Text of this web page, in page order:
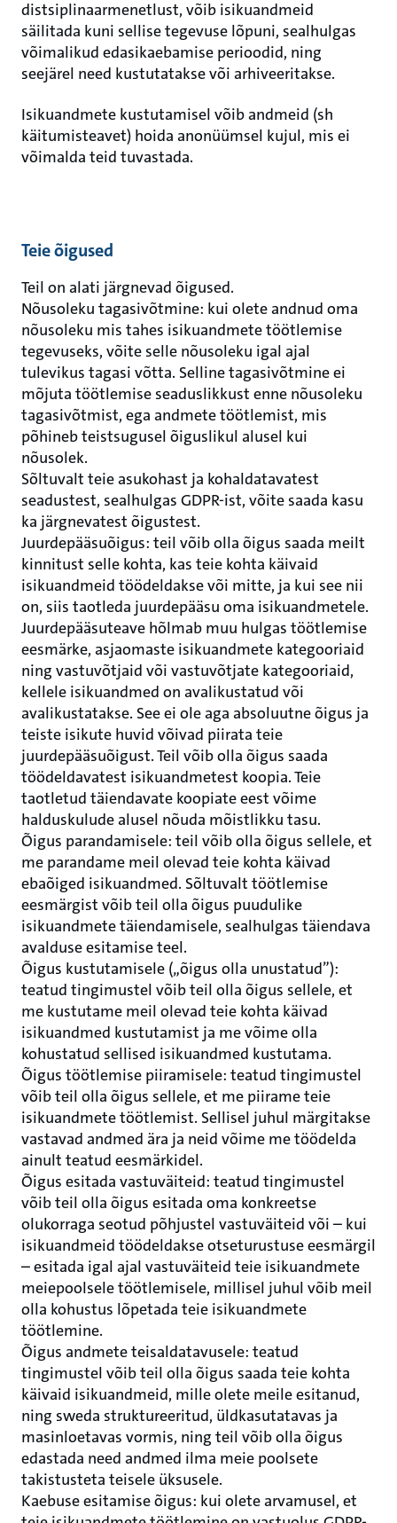
distsiplinaarmenetlust, võib isikuandmeid
säilitada kuni sellise tegevuse lõpuni, sealhulgas
võimalikud edasikaebamise perioodid, ning
seejärel need kustutatakse või arhiveeritakse.
Isikuandmete kustutamisel võib andmeid (sh
käitumisteavet) hoida anonüümsel kujul, mis ei
võimalda teid tuvastada.
Teie õigused
Teil on alati järgnevad õigused.
Nõusoleku tagasivõtmine: kui olete andnud oma
nõusoleku mis tahes isikuandmete töötlemise
tegevuseks, võite selle nõusoleku igal ajal
tulevikus tagasi võtta. Selline tagasivõtmine ei
mõjuta töötlemise seaduslikkust enne nõusoleku
tagasivõtmist, ega andmete töötlemist, mis
põhineb teistsugusel õiguslikul alusel kui
nõusolek.
Sõltuvalt teie asukohast ja kohaldatavatest
seadustest, sealhulgas GDPR-ist, võite saada kasu
ka järgnevatest õigustest.
Juurdepääsuõigus: teil võib olla õigus saada meilt
kinnitust selle kohta, kas teie kohta käivaid
isikuandmeid töödeldakse või mitte, ja kui see nii
on, siis taotleda juurdepääsu oma isikuandmetele.
Juurdepääsuteave hõlmab muu hulgas töötlemise
eesmärke, asjaomaste isikuandmete kategooriaid
ning vastuvõtjaid või vastuvõtjate kategooriaid,
kellele isikuandmed on avalikustatud või
avalikustatakse. See ei ole aga absoluutne õigus ja
teiste isikute huvid võivad piirata teie
juurdepääsuõigust. Teil võib olla õigus saada
töödeldavatest isikuandmetest koopia. Teie
taotletud täiendavate koopiate eest võime
halduskulude alusel nõuda mõistlikku tasu.
Õigus parandamisele: teil võib olla õigus sellele, et
me parandame meil olevad teie kohta käivad
ebaõiged isikuandmed. Sõltuvalt töötlemise
eesmärgist võib teil olla õigus puudulike
isikuandmete täiendamisele, sealhulgas täiendava
avalduse esitamise teel.
Õigus kustutamisele („õigus olla unustatud”):
teatud tingimustel võib teil olla õigus sellele, et
me kustutame meil olevad teie kohta käivad
isikuandmed kustutamist ja me võime olla
kohustatud sellised isikuandmed kustutama.
Õigus töötlemise piiramisele: teatud tingimustel
võib teil olla õigus sellele, et me piirame teie
isikuandmete töötlemist. Sellisel juhul märgitakse
vastavad andmed ära ja neid võime me töödelda
ainult teatud eesmärkidel.
Õigus esitada vastuväiteid: teatud tingimustel
võib teil olla õigus esitada oma konkreetse
olukorraga seotud põhjustel vastuväiteid või – kui
isikuandmeid töödeldakse otseturustuse eesmärgil
– esitada igal ajal vastuväiteid teie isikuandmete
meiepoolsele töötlemisele, millisel juhul võib meil
olla kohustus lõpetada teie isikuandmete
töötlemine.
Õigus andmete teisaldatavusele: teatud
tingimustel võib teil olla õigus saada teie kohta
käivaid isikuandmeid, mille olete meile esitanud,
ning sweda struktureeritud, üldkasutatavas ja
masinloetavas vormis, ning teil võib olla õigus
edastada need andmed ilma meie poolsete
takistusteta teisele üksusele.
Kaebuse esitamise õigus: kui olete arvamusel, et